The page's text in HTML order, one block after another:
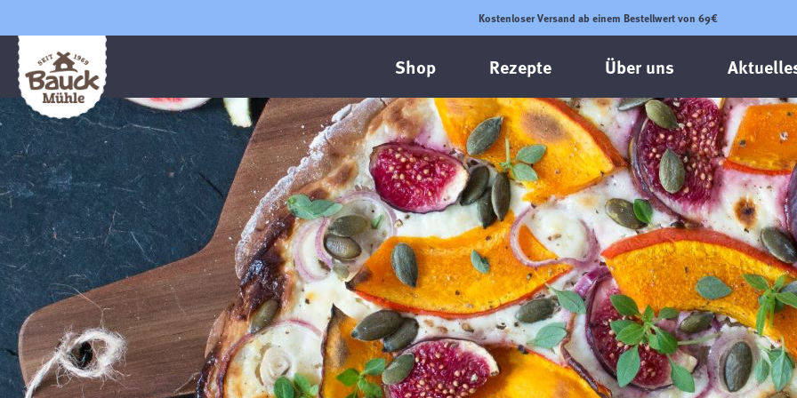
Kostenloser Versand ab einem Bestellwert von 69€
Shop Rezepte Über uns